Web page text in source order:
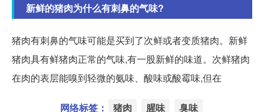
新鲜的猪肉为什么有刺鼻的气味?
猪肉有刺鼻的气味可能是买到了次鲜或者变质猪肉。新鲜
猪肉具有鲜猪肉正常的气味,有一股新鲜的味道。次鲜猪肉
在肉的表层能嗅到轻微的氨味、酸味或酸霉味,但在
网络标签： 猪肉 腥味 臭味